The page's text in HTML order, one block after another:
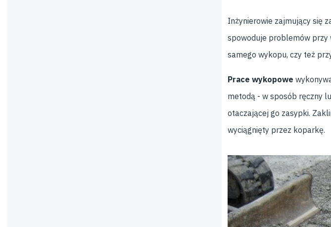
Inżynierowie zajmujący się
spowoduje problemów przy
samego wykopu, czy też
Prace wykopowe
metodą - w sposób ręczny
otaczającej go zasypki.
wyciągnięty przez koparkę.